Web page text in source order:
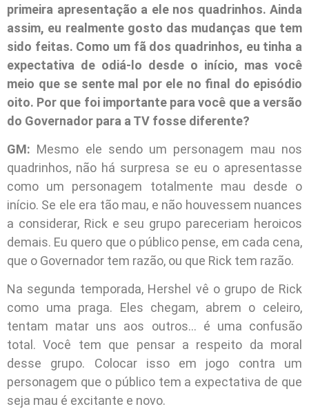
primeira apresentação a ele nos quadrinhos. Ainda
assim, eu realmente gosto das mudanças que tem
sido feitas. Como um fã dos quadrinhos, eu tinha a
expectativa de odiá-lo desde o início, mas você
meio que se sente mal por ele no final do episódio
oito. Por que foi importante para você que a versão
do Governador para a TV fosse diferente?
GM: Mesmo ele sendo um personagem mau nos
quadrinhos, não há surpresa se eu o apresentasse
como um personagem totalmente mau desde o
início. Se ele era tão mau, e não houvessem nuances
a considerar, Rick e seu grupo pareceriam heroicos
demais. Eu quero que o público pense, em cada cena,
que o Governador tem razão, ou que Rick tem razão.
Na segunda temporada, Hershel vê o grupo de Rick
como uma praga. Eles chegam, abrem o celeiro,
tentam matar uns aos outros… é uma confusão
total. Você tem que pensar a respeito da moral
desse grupo. Colocar isso em jogo contra um
personagem que o público tem a expectativa de que
seja mau é excitante e novo.